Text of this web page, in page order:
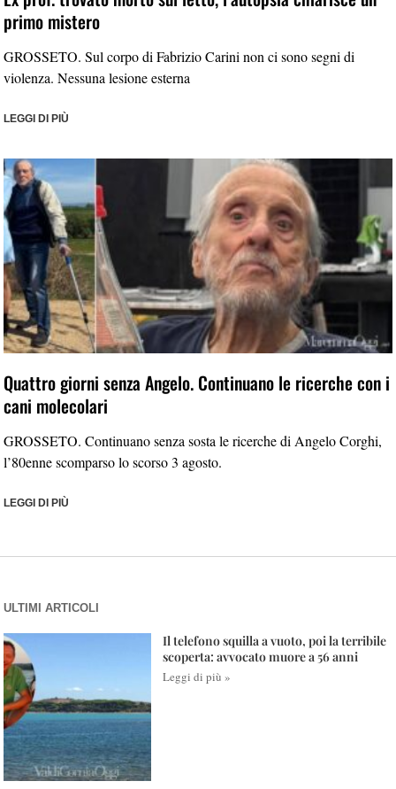
primo mistero
GROSSETO. Sul corpo di Fabrizio Carini non ci sono segni di
violenza. Nessuna lesione esterna
LEGGI DI PIÙ
Quattro giorni senza Angelo. Continuano le ricerche con i
cani molecolari
GROSSETO. Continuano senza sosta le ricerche di Angelo Corghi,
l’80enne scomparso lo scorso 3 agosto.
LEGGI DI PIÙ
ULTIMI ARTICOLI
Il telefono squilla a vuoto, poi la terribile
scoperta: avvocato muore a 56 anni
Leggi di più »